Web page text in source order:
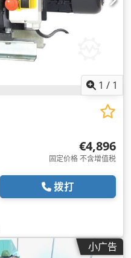
1 / 1
€4,896
固定价格 不含增值税
拨打
小广告